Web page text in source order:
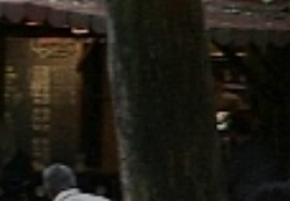
PÉNZÜGYEI
KÖLTSÉGVETÉSI
RENDELETEK